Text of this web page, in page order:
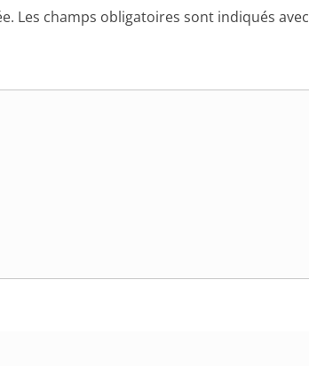
Les champs obligatoires sont indiqués avec